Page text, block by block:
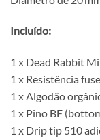
Incluído:
1 x Dead Rabbit
1 x Resistência
1 x Algodão
1 x Pino BF
1 x Drip tip 510